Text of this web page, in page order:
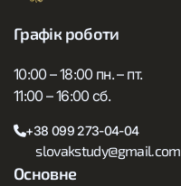
Графік роботи
10:00 – 18:00 пн. – пт.
11:00 – 16:00 сб.
+38 099 273-04-04
slovakstudy@gmail.com
Основне